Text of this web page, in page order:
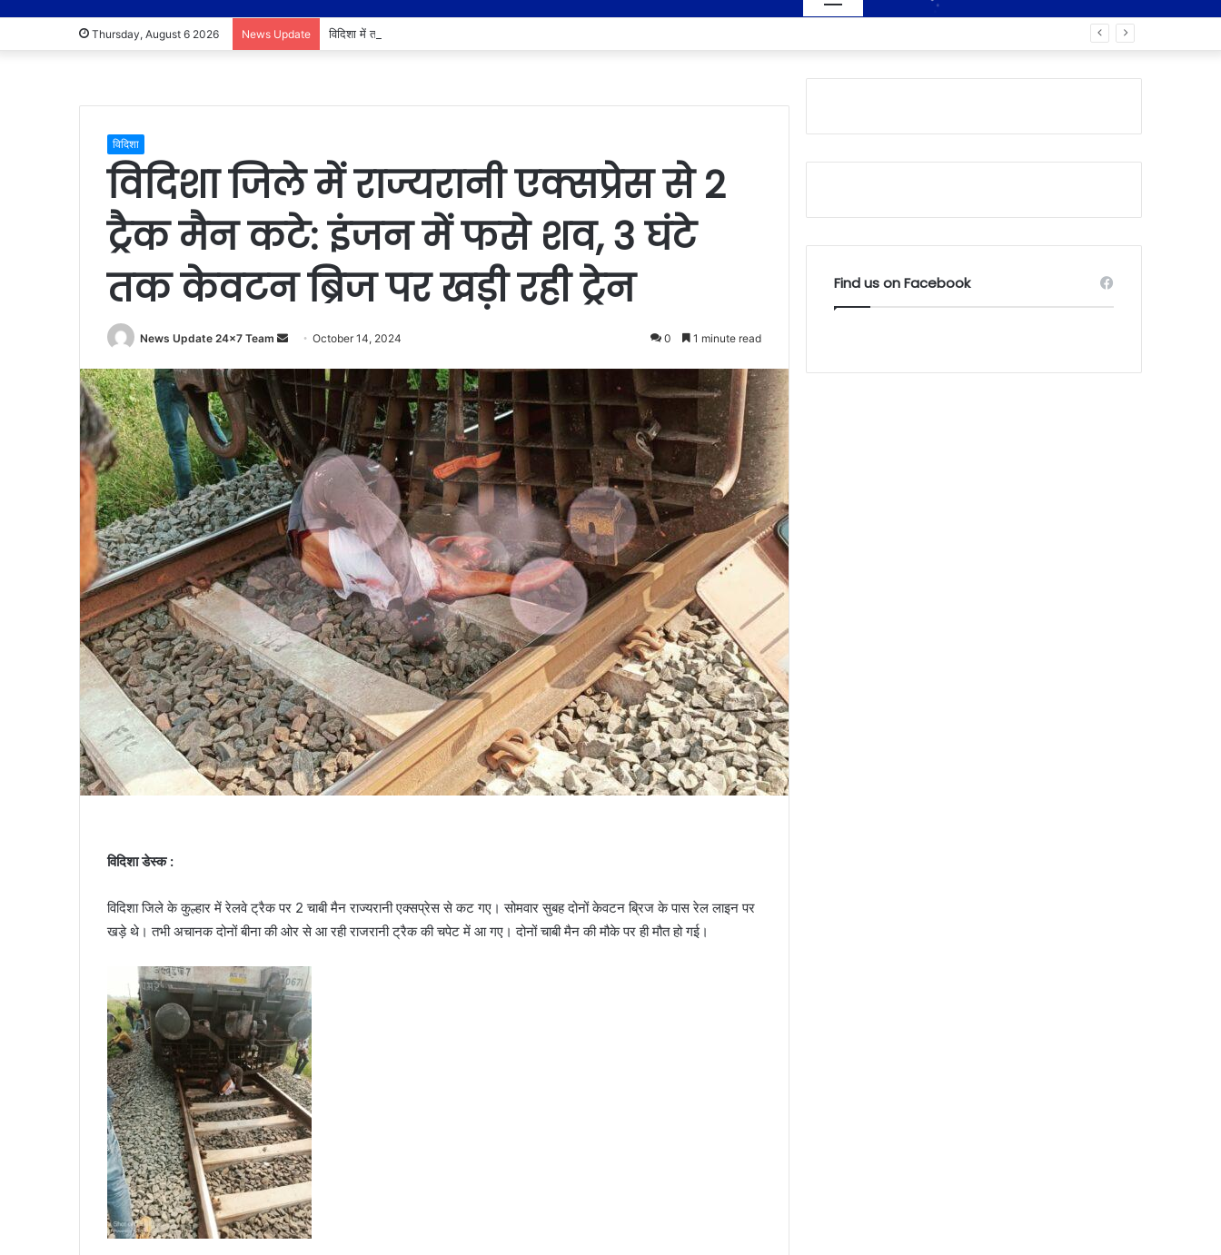
Thursday, August 6 2026 News Update विदिशा में तहसीलदार-नायब तहसीलदारों के प्रभार बदले, कलेक्टर ने जारी किए नए पदस्थापना आदेश
विदिशा
विदिशा जिले में राज्यरानी एक्सप्रेस से 2
ट्रैक मैन कटे: इंजन में फसे शव, 3 घंटे
तक केवटन ब्रिज पर खड़ी रही ट्रेन
News Update 24x7 Team
Send
email
October 14, 2024 0 1 minute read
विदिशा डेस्क :
विदिशा जिले के कुल्हार में रेलवे ट्रैक पर 2 चाबी मैन राज्यरानी एक्सप्रेस से कट गए। सोमवार सुबह दोनों केवटन ब्रिज के पास रेल लाइन पर
खड़े थे। तभी अचानक दोनों बीना की ओर से आ रही राजरानी ट्रैक की चपेट में आ गए। दोनों चाबी मैन की मौके पर ही मौत हो गई।
Find us on Facebook